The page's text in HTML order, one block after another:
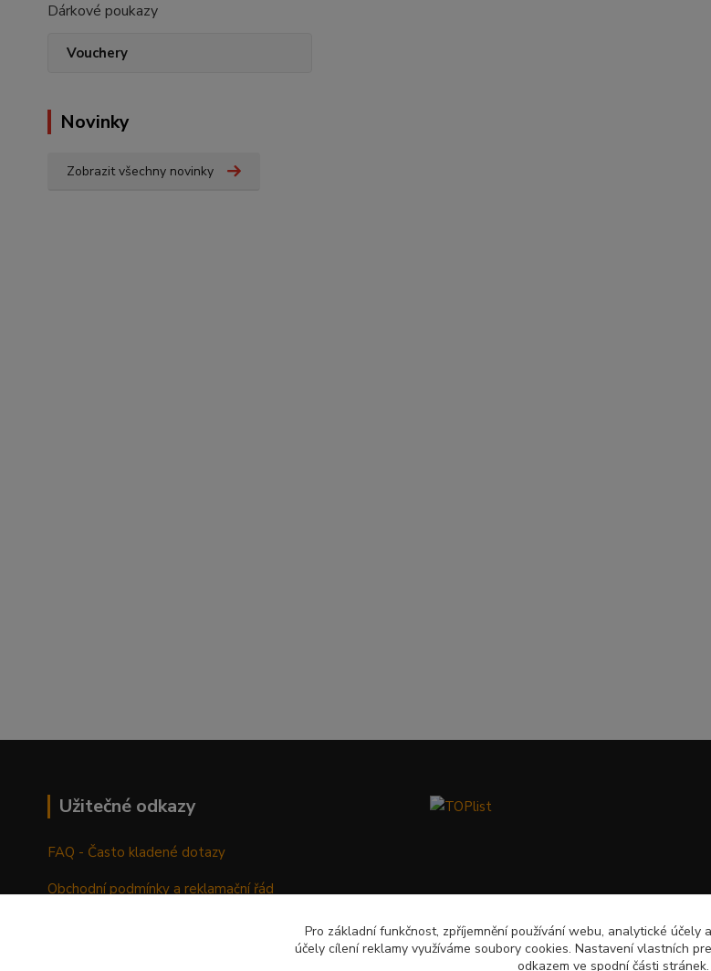
Dárkové poukazy
Vouchery
Novinky
Zobrazit všechny novinky
Užitečné odkazy
FAQ - Často kladené dotazy
Obchodní podmínky a reklamační řád
Pro základní funkčnost, zpříjemnění používání webu, analytické účely
účely cílení reklamy využíváme soubory cookies. Nastavení vlastních
odkazem ve spodní části stránek.